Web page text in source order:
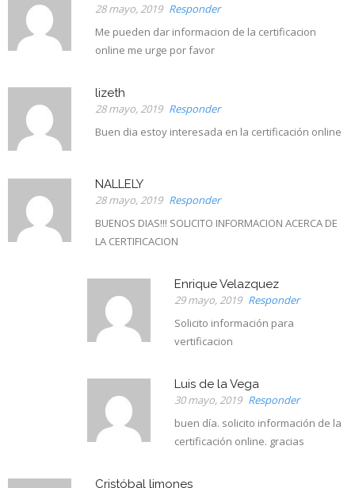
28 mayo, 2019 Responder
Me pueden dar informacion de la certificacion
online me urge por favor
lizeth
28 mayo, 2019 Responder
Buen dia estoy interesada en la certificación online
NALLELY
28 mayo, 2019 Responder
BUENOS DIAS!!! SOLICITO INFORMACION ACERCA DE
LA CERTIFICACION
Enrique Velazquez
29 mayo, 2019 Responder
Solicito información para
vertificacion
Luis de la Vega
30 mayo, 2019 Responder
buen día. solicito información de la
certificación online. gracias
Cristóbal limones